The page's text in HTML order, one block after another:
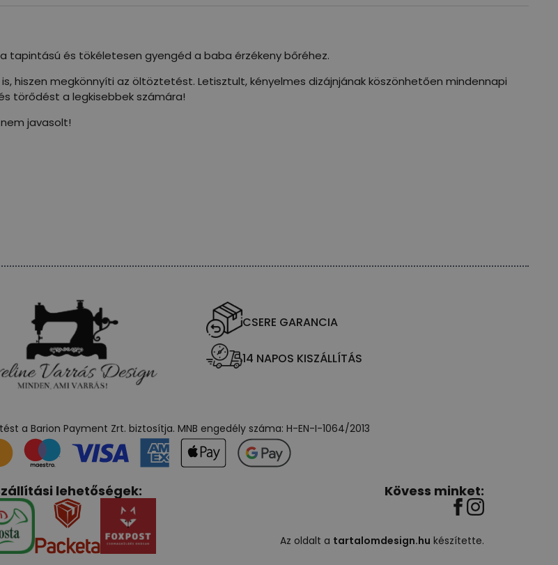
tapintású és tökéletesen gyengéd a baba érzékeny bőréhez.
hiszen megkönnyíti az öltöztetést. Letisztult, kényelmes dizájnjának köszönhetően mindennapi
törődést a legkisebbek számára!
javasolt!
CSERE GARANCIA
14 NAPOS KISZÁLLÍTÁS
a Barion Payment Zrt. biztosítja. MNB engedély száma: H-EN-I-1064/2013
lehetőségek: Kövess minket:
Az oldalt a tartalomdesign.hu készítette.